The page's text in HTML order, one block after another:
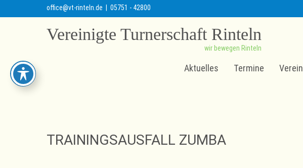
office@vt-rinteln.de | 05751 - 42800
Vereinigte Turnerschaft Rinteln
wir bewegen Rinteln
Aktuelles Termine Verein
TRAININGSAUSFALL ZUMBA